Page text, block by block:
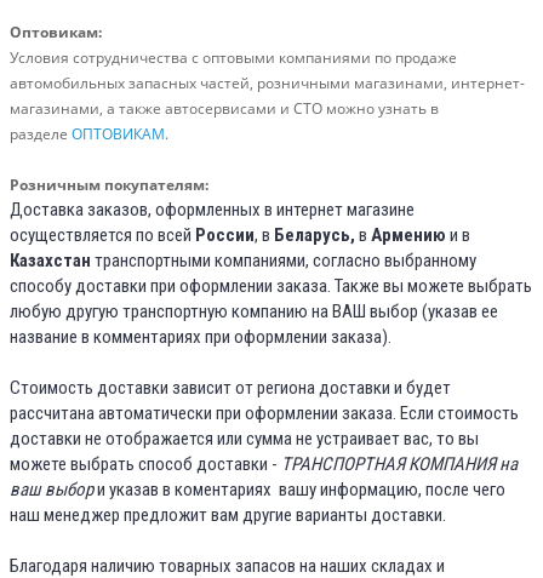
Оптовикам:
Условия сотрудничества с оптовыми компаниями по продаже
автомобильных запасных частей, розничными магазинами, интернет-
магазинами, а также автосервисами и СТО можно узнать в
разделе ОПТОВИКАМ.
Розничным покупателям:
Доставка заказов, оформленных в интернет магазине
осуществляется по всей России, в Беларусь, в Армению и в
Казахстан транспортными компаниями, согласно выбранному
способу доставки при оформлении заказа. Также вы можете выбрать
любую другую транспортную компанию на ВАШ выбор (указав ее
название в комментариях при оформлении заказа).
Стоимость доставки зависит от региона доставки и будет
рассчитана автоматически при оформлении заказа. Если стоимость
доставки не отображается или сумма не устраивает вас, то вы
можете выбрать способ доставки - ТРАНСПОРТНАЯ КОМПАНИЯ на
ваш выбори указав в коментариях вашу информацию, после чего
наш менеджер предложит вам другие варианты доставки.
Благодаря наличию товарных запасов на наших складах и